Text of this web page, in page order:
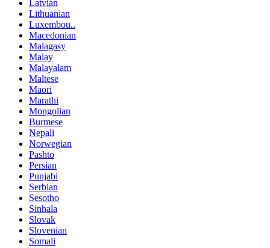
Latvian
Lithuanian
Luxembou..
Macedonian
Malagasy
Malay
Malayalam
Maltese
Maori
Marathi
Mongolian
Burmese
Nepali
Norwegian
Pashto
Persian
Punjabi
Serbian
Sesotho
Sinhala
Slovak
Slovenian
Somali